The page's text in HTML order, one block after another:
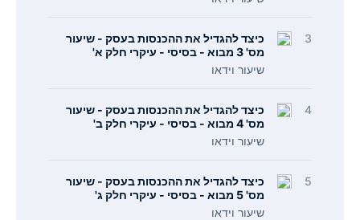
3
כיצד להגדיל את ההכנסות בעסק - שיעור
מס' 3 מבוא - בסיסי - עיקרי חלק א'
שיעור וידאו
4
כיצד להגדיל את ההכנסות בעסק - שיעור
מס' 4 מבוא - בסיסי - עיקרי חלק ב'
שיעור וידאו
5
כיצד להגדיל את ההכנסות בעסק - שיעור
מס' 5 מבוא - בסיסי - עיקרי חלק ג'
שיעור וידאו